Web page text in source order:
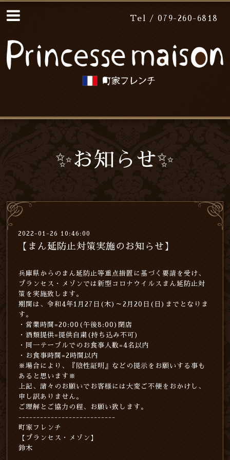
Tel / 079-260-6818
✨お知らせ✨
2022-01-26 10:46:00
【まん延防止対策実施のお知らせ】
兵庫県からのまん延防止等重点措置に基づく要請を受け、
プランセス・メゾンでは新型コロナウイルスまん延防止対
策を実施致します。
期間は、令和4年1月27日(木)～2月20日(日)までとなりま
す。
・営業時間=20:00(午後8:00)閉店
・酒類提供=提供自粛(持ち込み不可)
・同一テーブルでのお食事人数=4名以内
・お食事時間=2時間以内
※場合により、『陰性証明』などの提示をお願いする事も
あると思います※
上記、諸々のお願いでお客様には大変ご不便をおかけし、
申し訳ありません。
ご理解とご協力の程、お願い致します。
---------------------------
町家フレンチ
【プランセス・メゾン】
鈴木